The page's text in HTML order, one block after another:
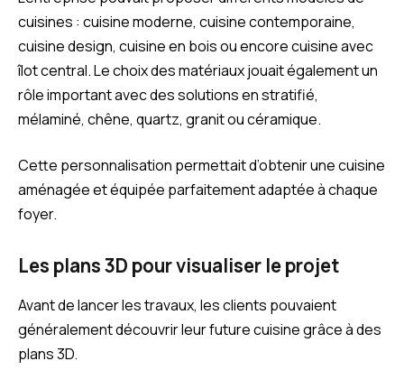
cuisines : cuisine moderne, cuisine contemporaine,
cuisine design, cuisine en bois ou encore cuisine avec
îlot central. Le choix des matériaux jouait également un
rôle important avec des solutions en stratifié,
mélaminé, chêne, quartz, granit ou céramique.
Cette personnalisation permettait d’obtenir une cuisine
aménagée et équipée parfaitement adaptée à chaque
foyer.
Les plans 3D pour visualiser le projet
Avant de lancer les travaux, les clients pouvaient
généralement découvrir leur future cuisine grâce à des
plans 3D.